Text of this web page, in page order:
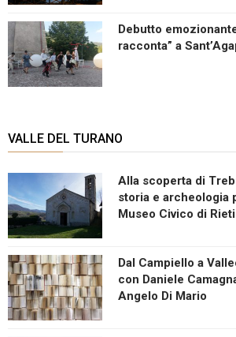
Debutto
racconta” a
VALLE DEL TURANO
Alla scoperta di
storia e archeologia
Museo Civico di Rieti
Dal Campiello a
con Daniele
Angelo Di Mario